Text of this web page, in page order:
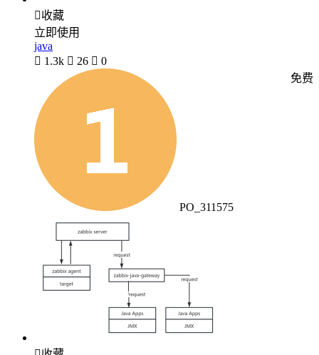
收藏
立即使用
java
 1.3k  26  0
PO_311575
免费